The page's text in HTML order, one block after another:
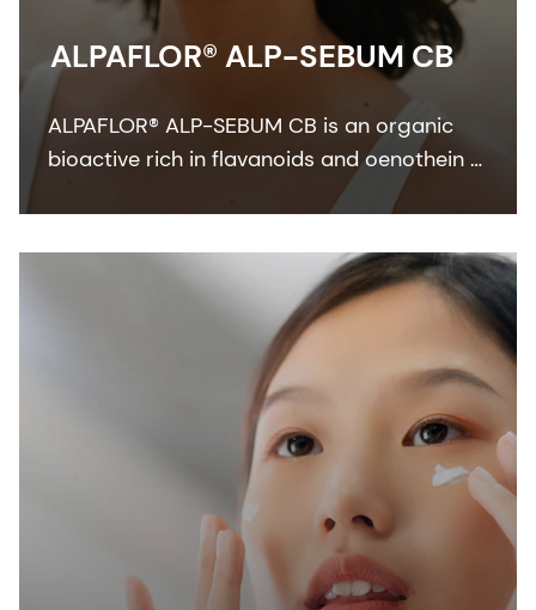
ALPAFLOR® ALP-SEBUM CB
ALPAFLOR® ALP-SEBUM CB is an organic
bioactive rich in flavanoids and oenothein B
- key compounds that show sebum-
It is COSMOS and NATRUE organic certified
and Fair for Life fair trade certified.